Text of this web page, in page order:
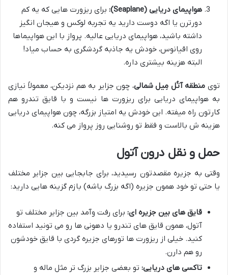
هواپیمای دریایی (Seaplane):
برای ریزورت هایی که یه کم
دورترن یا اگه دوست دارید یه تجربه لوکس و هیجان انگیز
داشته باشید، هواپیمای دریایی عالیه. پرواز با این هواپیماها
روی اقیانوس، خودش یه جاذبه گردشگری به حساب میاد!
البته هزینه بیشتری داره.
توی منطقه آتُل مِیل شمالی، چون جزایر به هم نزدیکن، معمولاً نیازی
به هواپیمای دریایی برای ریزورت ها نیست و با قایق تندرو هم
کارتون راه میفته. این خودش یه امتیاز بزرگه، چون هواپیمای دریایی
هزینه ش بالاست و فقط تو روشنایی روز پرواز می کنه.
حمل و نقل درون آتول
وقتی به جزیره مقصدتون رسیدید، برای جابجایی بین جزایر مختلف
یا حتی تو خود همون جزیره (اگه بزرگ باشه) بازم گزینه هایی دارید:
قایق های بین جزیره ای: برای رفت وآمد بین جزایر مختلف تو
آتول، همون قایق های تندرو یا دهونی ها رو می تونید استفاده
کنید. خیلی از ریزورت ها تورهای جزیره گردی با قایق خودشون
رو هم دارن.
تاکسی های دریایی: تو بعضی جزایر بزرگ تر مثل ماله و